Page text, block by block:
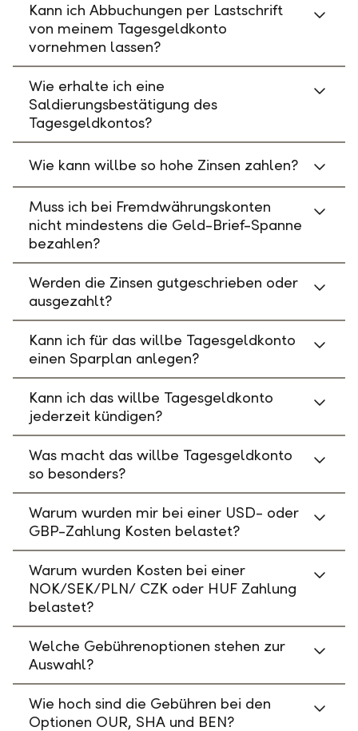
Kann ich Abbuchungen per Lastschrift
von meinem Tagesgeldkonto
vornehmen lassen?
Wie erhalte ich eine
Saldierungsbestätigung des
Tagesgeldkontos?
Wie kann willbe so hohe Zinsen zahlen?
Muss ich bei Fremdwährungskonten
nicht mindestens die Geld-Brief-Spanne
bezahlen?
Werden die Zinsen gutgeschrieben oder
ausgezahlt?
Kann ich für das willbe Tagesgeldkonto
einen Sparplan anlegen?
Kann ich das willbe Tagesgeldkonto
jederzeit kündigen?
Was macht das willbe Tagesgeldkonto
so besonders?
Warum wurden mir bei einer USD- oder
GBP-Zahlung Kosten belastet?
Warum wurden Kosten bei einer
NOK/SEK/PLN/ CZK oder HUF Zahlung
belastet?
Welche Gebührenoptionen stehen zur
Auswahl?
Wie hoch sind die Gebühren bei den
Optionen OUR, SHA und BEN?